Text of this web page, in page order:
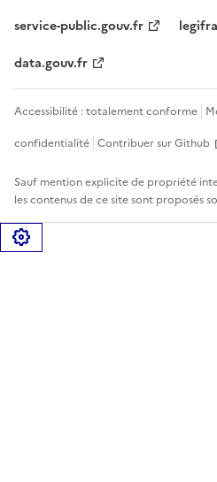
service-public.gouv.fr
data.gouv.fr
Accessibilité : totalement conforme
confidentialité Contribuer sur Github
Sauf mention explicite de propriété
les contenus de ce site sont proposés
Gérer les cookies